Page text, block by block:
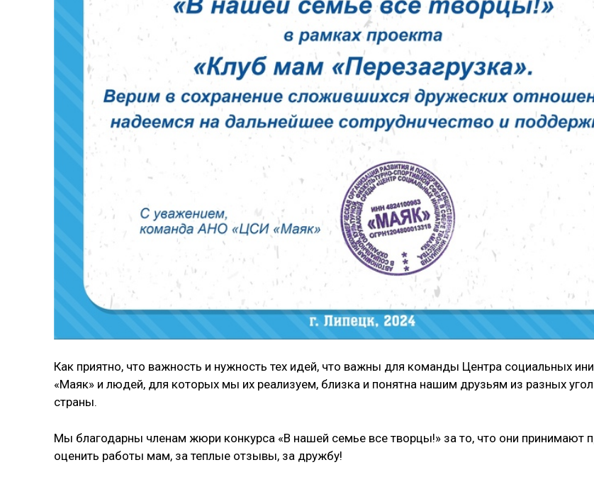
Как приятно, что важность и нужность тех идей, что важны для команды Центра социальных
«Маяк» и людей, для которых мы их реализуем, близка и понятна нашим друзьям из разных
страны.
Мы благодарны членам жюри конкурса «В нашей семье все творцы!» за то, что они принимают
оценить работы мам, за теплые отзывы, за дружбу!